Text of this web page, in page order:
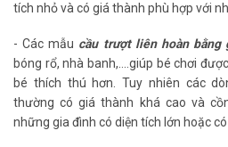
tích nhỏ và có giá thành phù hợp với
- Các mẫu cầu trượt liên hoàn bằng
bóng rổ, nhà banh,....giúp bé chơi
bé thích thú hơn. Tuy nhiên các
thường có giá thành khá cao và
những gia đình có diện tích lớn hoặc